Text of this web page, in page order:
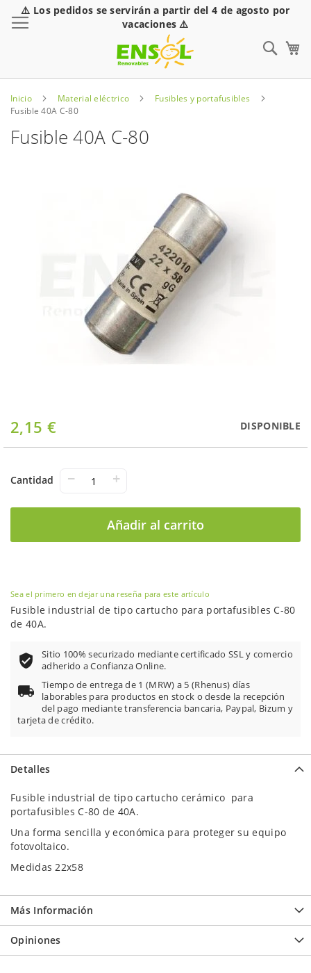
⚠️ Los pedidos se servirán a partir del 4 de agosto por
vacaciones ⚠️
Inicio Material eléctrico
Fusibles y portafusibles
Fusible 40A C-80
Fusible 40A C-80
2,15 € DISPONIBLE
Cantidad − +
Añadir al carrito
Saltar
al
comienzo
la
Sea el primero en dejar una reseña para este artículo
Fusible industrial de tipo cartucho para portafusibles C-80
de 40A.
Sitio 100% securizado mediante certificado SSL y comercio
adherido a Confianza Online.
Tiempo de entrega de 1 (MRW) a 5 (Rhenus) días
laborables para productos en stock o desde la recepción
del pago mediante transferencia bancaria, Paypal, Bizum y
tarjeta de crédito.
Detalles
Fusible industrial de tipo cartucho cerámico para
portafusibles C-80 de 40A.
Una forma sencilla y económica para proteger su equipo
fotovoltaico.
Medidas 22x58
Más Información
Opiniones